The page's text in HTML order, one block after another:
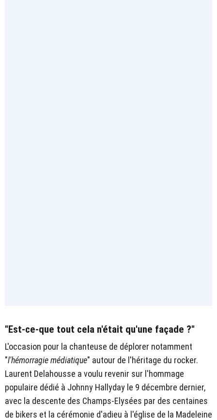
"Est-ce-que tout cela n'était qu'une façade ?"
L'occasion pour la chanteuse de déplorer notamment
"l'hémorragie médiatique" autour de l'héritage du rocker.
Laurent Delahousse a voulu revenir sur l'hommage
populaire dédié à Johnny Hallyday le 9 décembre dernier,
avec la descente des Champs-Elysées par des centaines
de bikers et la cérémonie d'adieu à l'église de la Madeleine